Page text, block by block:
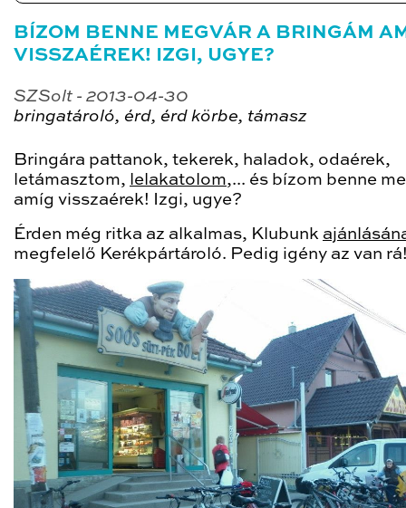
BÍZOM BENNE MEGVÁR A BRINGÁM
VISSZAÉREK! IZGI, UGYE?
SZSolt - 2013-04-30
bringatároló, érd, érd körbe, támasz
Bringára pattanok, tekerek, haladok, odaérek,
letámasztom,
lelakatolom,... és bízom benne
amíg visszaérek! Izgi, ugye?
Érden még ritka az alkalmas, Klubunk
megfelelő Kerékpártároló. Pedig igény az van